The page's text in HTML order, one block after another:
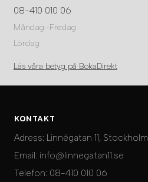
08-410 010 06
Måndag–Fredag
Lördag
Läs våra betyg på BokaDirekt
KONTAKT
Adress: Linnégatan 11, Stockholm
Email: info@linnegatan11.se
Telefon: 08-410 010 06